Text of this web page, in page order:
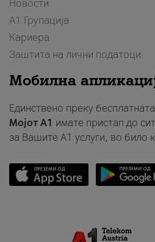
Новости
А1 Групација
Кариера
Заштита на лични податоци
Мобилна
Единствено преку
Мојот A1 имате пристап до
за Вашите A1 услуги, во било